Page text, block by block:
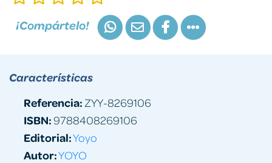
¡Compártelo!
Características
Referencia: ZYY-8269106
ISBN:9788408269106
Editorial:Yoyo
Autor:YOYO